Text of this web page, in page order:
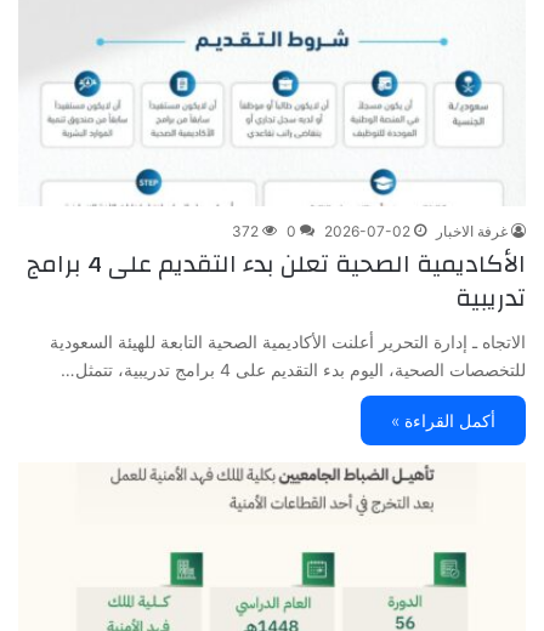
غرفة الاخبار 2026-07-02
0
372
الأكاديمية الصحية تعلن بدء التقديم على 4 برامج
تدريبية
الاتجاه ـ إدارة التحرير أعلنت الأكاديمية الصحية التابعة للهيئة السعودية
للتخصصات الصحية، اليوم بدء التقديم على 4 برامج تدريبية، تتمثل…
أكمل القراءة »